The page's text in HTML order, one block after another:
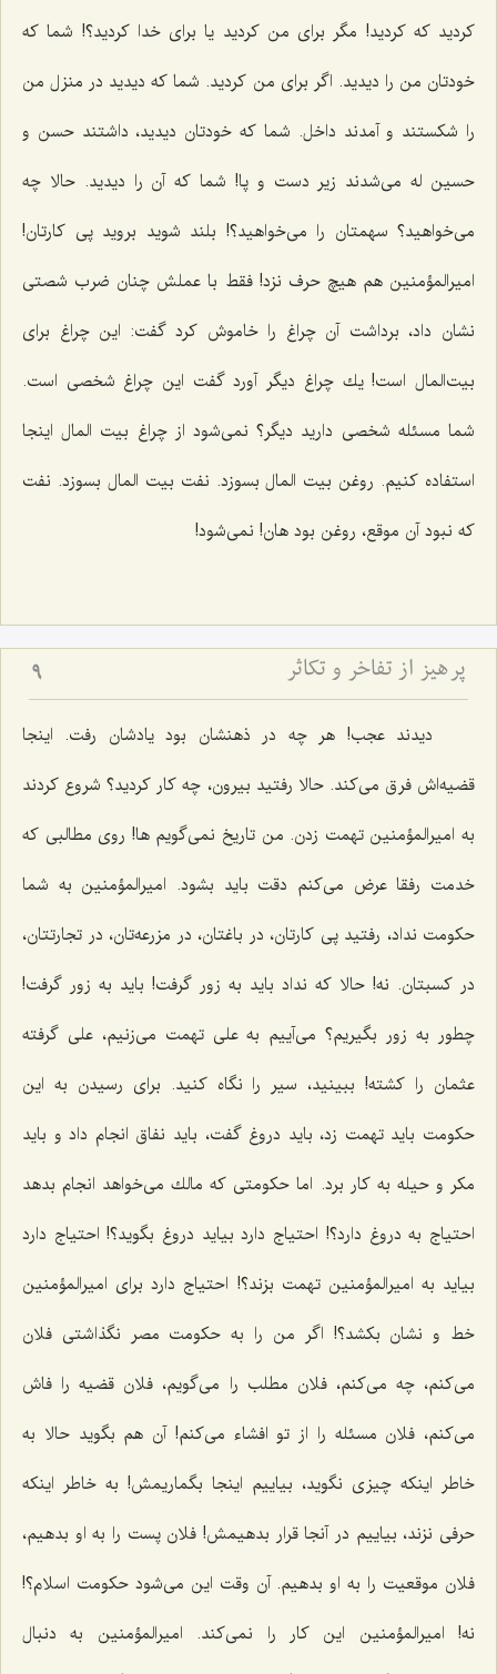
كردید كه كردید! مگر برای من كردید یا برای خدا كردید؟! شما كه
خودتان من را دیدید. اگر برای من كردید. شما كه دیدید در منزل من
را شكستند و آمدند داخل. شما كه خودتان دیدید، داشتند حسن و
حسین له می‌شدند زیر دست و پا! شما كه آن را دیدید. حالا چه
می‌خواهید؟ سهمتان را می‌خواهید؟! بلند شوید بروید پی كارتان!
امیرالمؤمنین هم هیچ حرف نزد! فقط با عملش چنان ضرب شصتی
نشان داد، برداشت آن چراغ را خاموش كرد گفت: این چراغ برای
بیت‌المال است! یك چراغ دیگر آورد گفت این چراغ شخصی است.
شما مسئله شخصی دارید دیگر؟ نمی‌شود از چراغ بیت المال اینجا
استفاده كنیم. روغن بیت المال بسوزد. نفت بیت المال بسوزد. نفت
كه نبود آن موقع، روغن بود هان! نمی‌شود!
پرهیز از تفاخر و تكاثر 9
دیدند عجب! هر چه در ذهنشان بود یادشان رفت. اینجا
قضیه‌اش فرق می‌كند. حالا رفتید بیرون، چه كار كردید؟ شروع كردند
به امیرالمؤمنین تهمت زدن. من تاریخ نمی‌گویم ها! روی مطالبی كه
خدمت رفقا عرض می‌كنم دقت باید بشود. امیرالمؤمنین به شما
حكومت نداد، رفتید پی كارتان، در باغتان، در مزرعه‌تان، در تجارتتان،
در كسبتان. نه! حالا كه نداد باید به زور گرفت! باید به زور گرفت!
چطور به زور بگیریم؟ می‌آییم به علی تهمت می‌زنیم، علی گرفته
عثمان را كشته! ببینید، سیر را نگاه كنید. برای رسیدن به این
حكومت باید تهمت زد، باید دروغ گفت، باید نفاق انجام داد و باید
مكر و حیله به كار برد. اما حكومتی كه مالك می‌خواهد انجام بدهد
احتیاج به دروغ دارد؟! احتیاج دارد بیاید دروغ بگوید؟! احتیاج دارد
بیاید به امیرالمؤمنین تهمت بزند؟! احتیاج دارد برای امیرالمؤمنین
خط و نشان بكشد؟! اگر من را به حكومت مصر نگذاشتی فلان
می‌كنم، چه می‌كنم، فلان مطلب را می‌گویم، فلان قضیه را فاش
می‌كنم، فلان مسئله را از تو افشاء می‌كنم! آن هم بگوید حالا به
خاطر اینكه چیزی نگوید، بیاییم اینجا بگماریمش! به خاطر اینكه
حرفی نزند، بیاییم در آنجا قرار بدهیمش! فلان پست را به او بدهیم،
فلان موقعیت را به او بدهیم. آن وقت این می‌شود حكومت اسلام؟!
نه! امیرالمؤمنین این كار را نمی‌كند. امیرالمؤمنین به دنبال